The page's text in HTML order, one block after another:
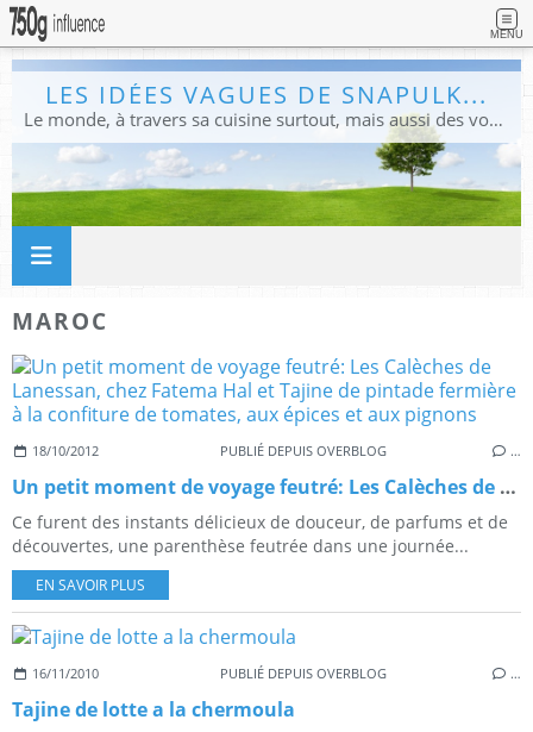
MENU
LES IDÉES VAGUES DE SNAPULK...
Le monde, à travers sa cuisine surtout, mais aussi des voyages, et des idées.
MAROC
18/10/2012 PUBLIÉ DEPUIS OVERBLOG …
Un petit moment de voyage feutré: Les Calèches de Lanessan, chez Fatema Hal et Tajine de pintade fermière à la confiture de tomates, aux épices et aux pignons
Ce furent des instants délicieux de douceur, de parfums et de
découvertes, une parenthèse feutrée dans une journée...
EN SAVOIR PLUS
16/11/2010 PUBLIÉ DEPUIS OVERBLOG …
Tajine de lotte a la chermoula